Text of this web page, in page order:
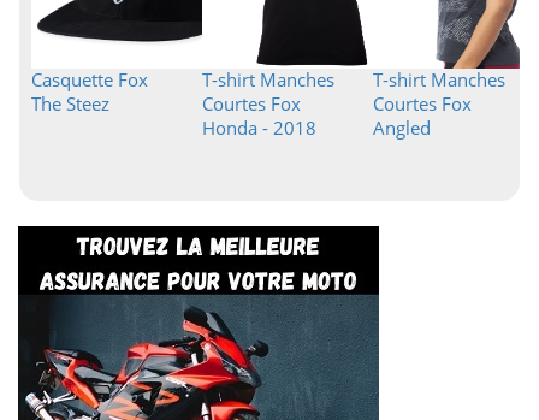
Casquette Fox
The Steez
T-shirt Manches
Courtes Fox
Honda - 2018
T-shirt Manches
Courtes Fox
Angled